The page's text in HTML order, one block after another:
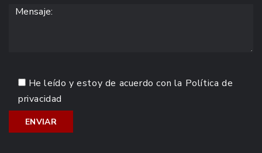
He leído y estoy de acuerdo con la Política de
privacidad